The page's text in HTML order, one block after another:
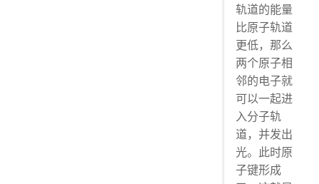
轨道的能量
比原子轨道
更低，那么
两个原子相
邻的电子就
可以一起进
入分子轨
道，并发出
光。此时原
子键形成